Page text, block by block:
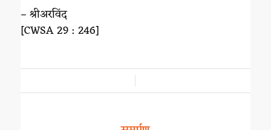
– श्रीअरविंद
[CWSA 29 : 246]